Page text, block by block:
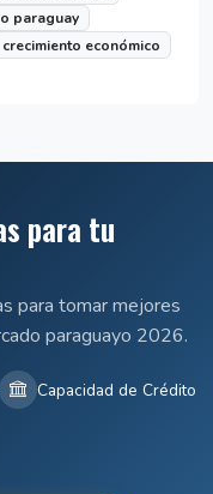
paraguay
crecimiento económico
para tu
para tomar mejores
paraguayo 2026.
Capacidad de Crédito